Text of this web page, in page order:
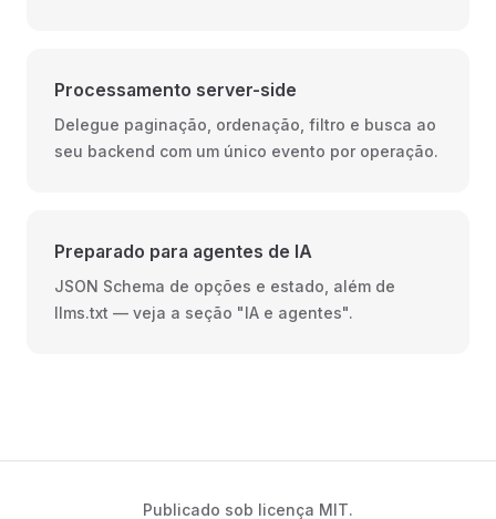
Processamento server-side
Delegue paginação, ordenação, filtro e busca ao
seu backend com um único evento por operação.
Preparado para agentes de IA
JSON Schema de opções e estado, além de
llms.txt — veja a seção "IA e agentes".
Publicado sob licença MIT.